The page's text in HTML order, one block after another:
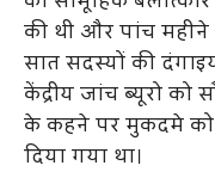
की थी और पांच महीने
सात सदस्यों की
केंद्रीय जांच ब्यूरो को
के कहने पर मुकदमे को
दिया गया था।